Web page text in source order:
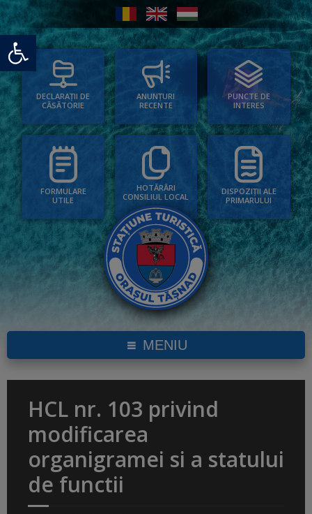
Deschide bara de unelte
DECLARAȚII DE
CĂSĂTORIE
ANUNȚURI
RECENTE
PUNCTE DE
INTERES
FORMULARE
UTILE
HOTĂRÂRI
CONSILIUL LOCAL
DISPOZIȚII ALE
PRIMARULUI
MENIU
HCL nr. 103 privind
modificarea
organigramei si a statului
de functii